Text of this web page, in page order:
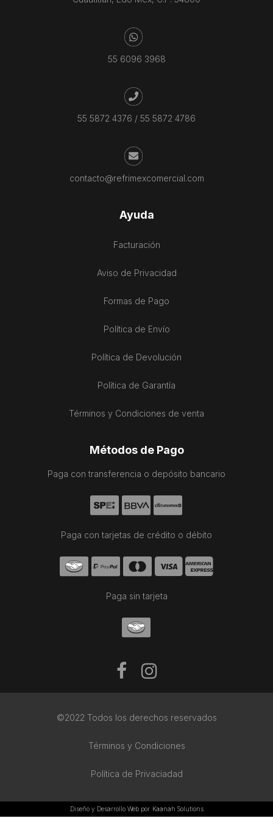
55 6096 3968
55 5872 4376 / 55 5872 4786
contacto@refrimexcomercial.com
Ayuda
Facturación
Aviso de Privacidad
Formas de Pago
Política de Envío
Política de Devolución
Política de Garantía
Términos y Condiciones de venta
Métodos de Pago
Paga con transferencia o depósito bancario
Paga con tarjetas de crédito o débito
Paga sin tarjeta
©2022 Todos los derechos reservados
Términos y Condiciones
Política de Privaciadad
Diseño y Desarrollo Web por Kaanah Solutions